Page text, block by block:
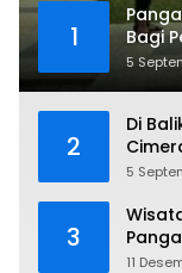
1
Bagi
5
2
Di
5
3
11